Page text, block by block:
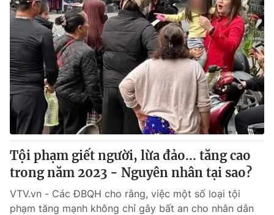
Tội phạm giết người, lừa đảo... tăng cao
trong năm 2023 - Nguyên nhân tại sao?
VTV.vn - Các ĐBQH cho rằng, việc một số loại tội
phạm tăng mạnh không chỉ gây bất an cho nhân dân